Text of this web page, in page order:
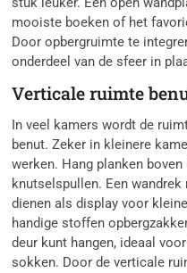
mooiste boeken of het
Door opbergruimte te
onderdeel van de sfeer in
Verticale ruimte
In veel kamers wordt de
benut. Zeker in kleinere
werken. Hang planken
knutselspullen. Een
dienen als display voor
handige stoffen
deur kunt hangen, ideaal
sokken. Door de verticale